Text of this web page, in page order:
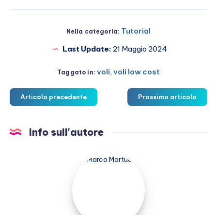
Nella categoria: Tutorial
Last Update: 21 Maggio 2024
Taggato in: voli, voli low cost
Articolo precedente Prossimo articolo
Info sull'autore
Marco